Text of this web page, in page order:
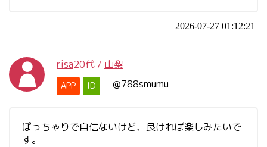
2026-07-27 01:12:21
risa20代 / 山梨
APP ID @788smumu
ぽっちゃりで自信ないけど、良ければ楽しみたいで
す。